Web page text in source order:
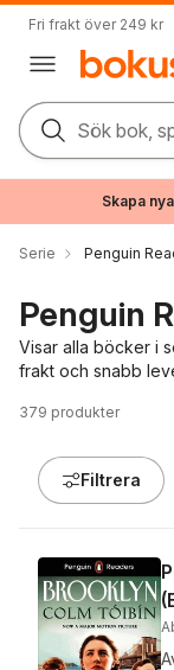
Fri frakt över 249 kr
Sök bok,
Skapa
Serie Penguin
Penguin
Visar alla böcker i
frakt och snabb
379 produkter
Filtrera